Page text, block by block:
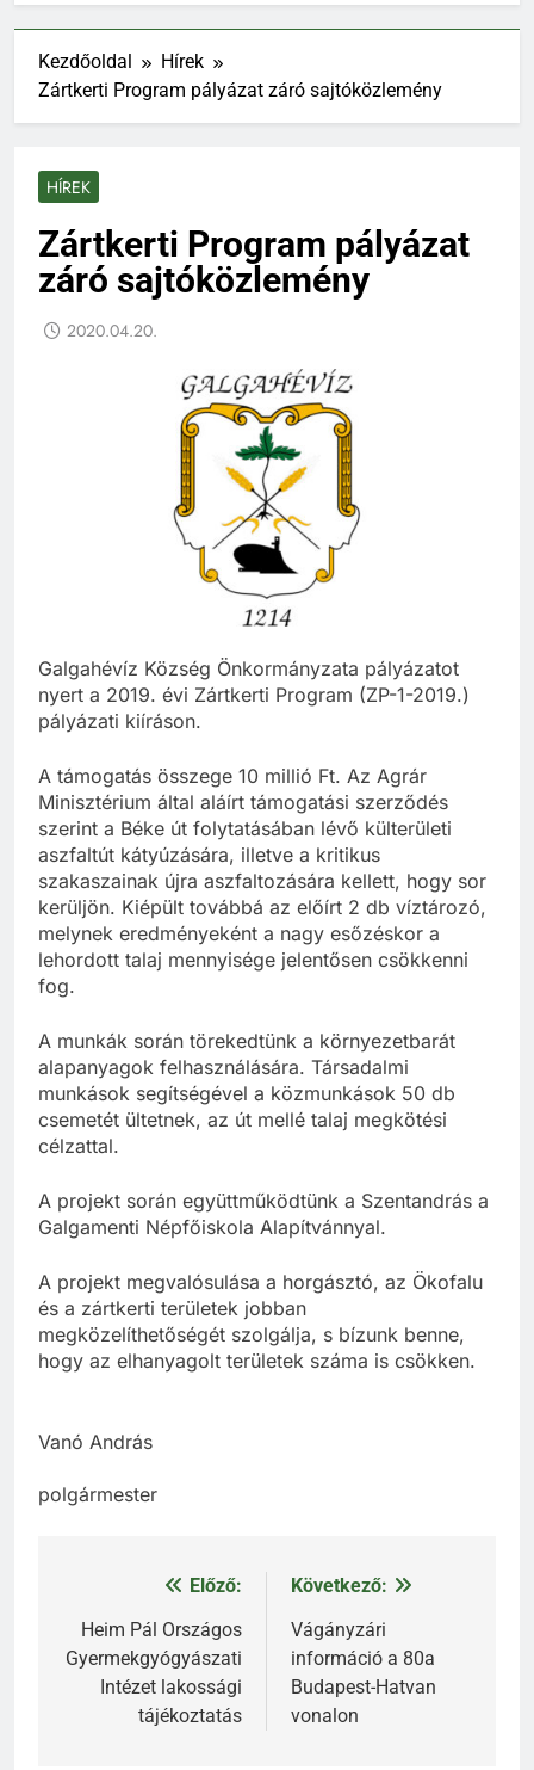
Kezdőoldal
Hírek
Zártkerti Program pályázat záró sajtóközlemény
HÍREK
Zártkerti Program pályázat
záró sajtóközlemény
2020.04.20.
Galgahévíz Község Önkormányzata pályázatot
nyert a 2019. évi Zártkerti Program (ZP-1-2019.)
pályázati kiíráson.
A támogatás összege 10 millió Ft. Az Agrár
Minisztérium által aláírt támogatási szerződés
szerint a Béke út folytatásában lévő külterületi
aszfaltút kátyúzására, illetve a kritikus
szakaszainak újra aszfaltozására kellett, hogy sor
kerüljön. Kiépült továbbá az előírt 2 db víztározó,
melynek eredményeként a nagy esőzéskor a
lehordott talaj mennyisége jelentősen csökkenni
fog.
A munkák során törekedtünk a környezetbarát
alapanyagok felhasználására. Társadalmi
munkások segítségével a közmunkások 50 db
csemetét ültetnek, az út mellé talaj megkötési
célzattal.
A projekt során együttműködtünk a Szentandrás a
Galgamenti Népfőiskola Alapítvánnyal.
A projekt megvalósulása a horgásztó, az Ökofalu
és a zártkerti területek jobban
megközelíthetőségét szolgálja, s bízunk benne,
hogy az elhanyagolt területek száma is csökken.
Vanó András
polgármester
Bejegyzés
navigáció
Előző:
Heim Pál Országos
Gyermekgyógyászati
Intézet lakossági
tájékoztatás
Következő:
Vágányzári
információ a 80a
Budapest-Hatvan
vonalon